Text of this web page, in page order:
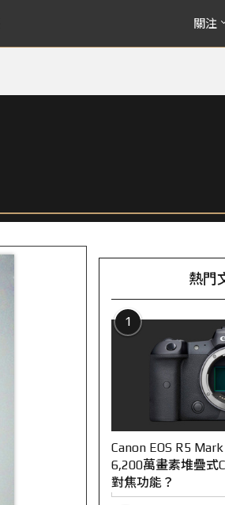
關注
熱門
1
Canon EOS R5
6,200萬畫素堆疊式
對焦功能？